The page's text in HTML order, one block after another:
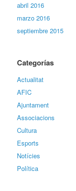
abril 2016
marzo 2016
septiembre 2015
Categorías
Actualitat
AFIC
Ajuntament
Associacions
Cultura
Esports
Notícies
Política